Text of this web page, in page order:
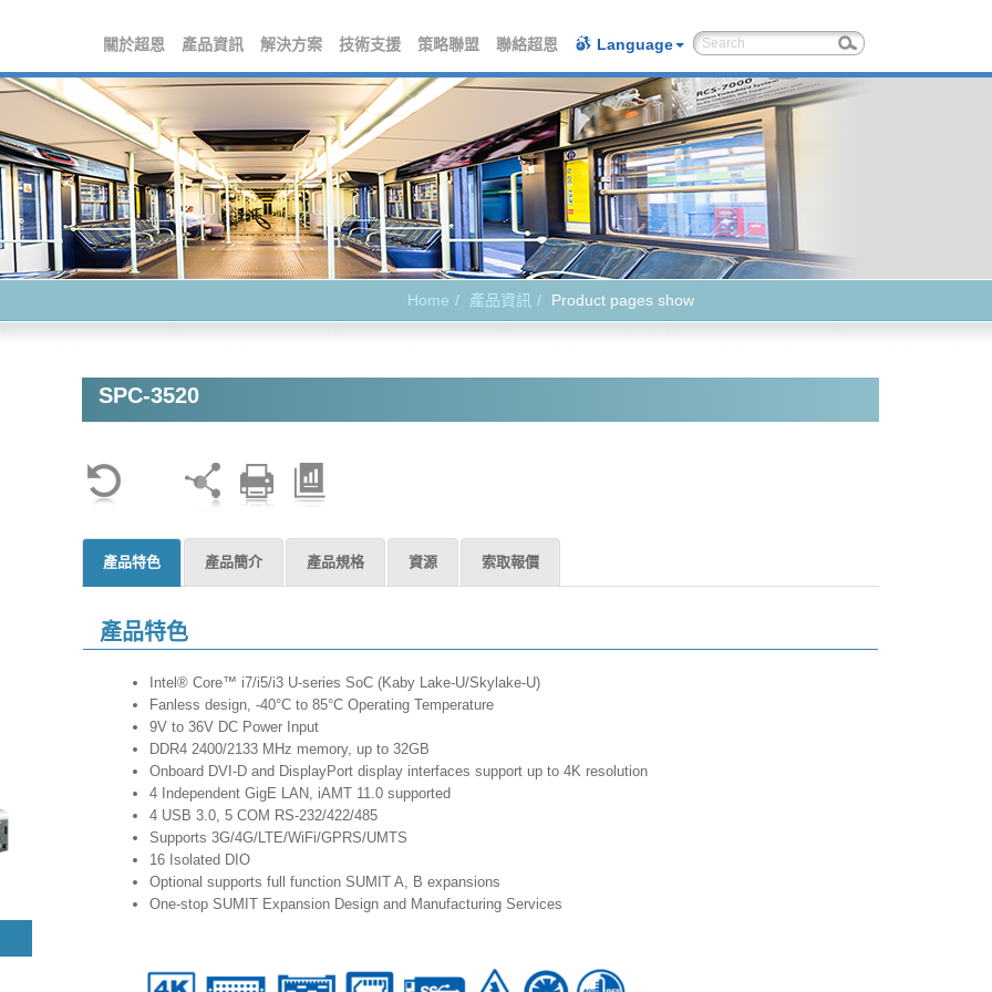
關於超恩 產品資訊 解決方案 技術支援 策略聯盟 聯絡超恩 Language
Home 產品資訊 Product pages show
SPC-3520
產品特色 產品簡介 產品規格 資源 索取報價
產品特色
Intel® Core™ i7/i5/i3 U-series SoC (Kaby Lake-U/Skylake-U)
Fanless design, -40°C to 85°C Operating Temperature
9V to 36V DC Power Input
DDR4 2400/2133 MHz memory, up to 32GB
Onboard DVI-D and DisplayPort display interfaces support up to 4K resolution
4 Independent GigE LAN, iAMT 11.0 supported
4 USB 3.0, 5 COM RS-232/422/485
Supports 3G/4G/LTE/WiFi/GPRS/UMTS
16 Isolated DIO
Optional supports full function SUMIT A, B expansions
One-stop SUMIT Expansion Design and Manufacturing Services